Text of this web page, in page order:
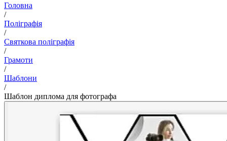
Головна
/
Поліграфія
/
Святкова поліграфія
/
Грамоти
/
Шаблони
/
Шаблон диплома для фотографа